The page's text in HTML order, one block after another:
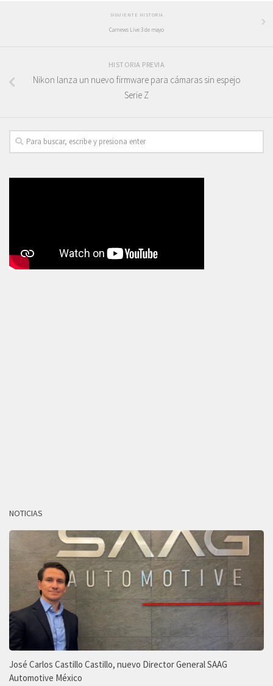
SIGUIENTE HISTORIA
Carnews Live 3 de mayo
HISTORIA PREVIA
Nikon lanza un nuevo firmware para cámaras sin espejo
Serie Z
NOTICIAS
José Carlos Castillo Castillo, nuevo Director General SAAG
Automotive México